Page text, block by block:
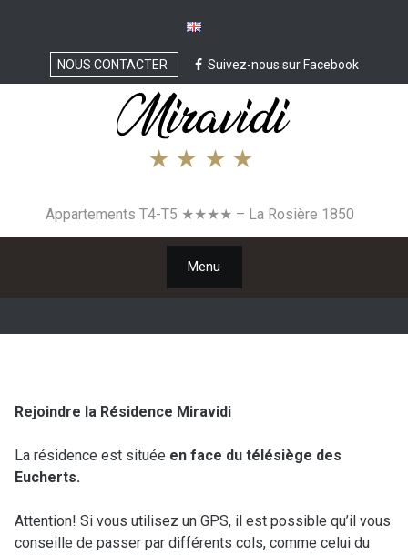
NOUS CONTACTER Suivez-nous sur Facebook
Appartements T4-T5 ★★★★ – La Rosière 1850
Menu
Rejoindre la Résidence Miravidi
La résidence est située enface du télésiège des
Eucherts.
Attention! Si vous utilisez un GPS, il est possible qu’il vous
conseille de passer par différents cols, comme celui du